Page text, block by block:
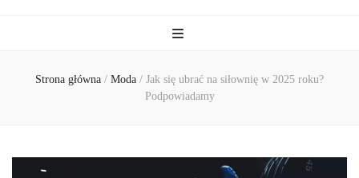
Strona główna / Moda / Jak się ubrać na siłownię w 2025 roku?
Podpowiadamy